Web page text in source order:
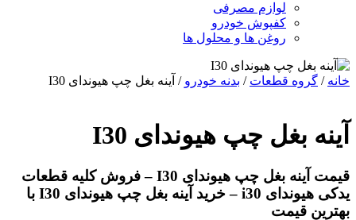
لوازم مصرفی
کفپوش خودرو
روغن ها و محلول ها
خانه / گروه قطعات / بدنه خودرو / آینه بغل چپ هیوندای I30
آینه بغل چپ هیوندای I30
قیمت آینه بغل چپ هیوندای I30 – فروش کلیه قطعات
یدکی هیوندای i30 – خرید آینه بغل چپ هیوندای I30 با
بهترین قیمت